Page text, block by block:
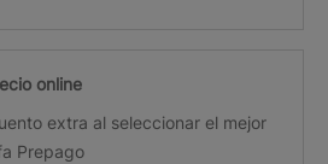
online
extra al seleccionar el mejor
Prepago